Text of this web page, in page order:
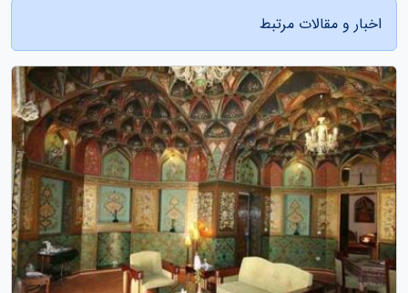
اخبار و مقالات مرتبط